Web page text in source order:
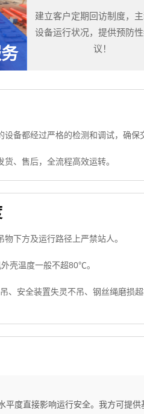
建立客户定期回访制度，
设备运行状况，提供预防
议！
备都经过严格的检测和调试，确保
、售后，全流程高效运转。
下方及运行路径上严禁站人。
壳温度一般不超80℃。
、安全装置失灵不吊、钢丝绳磨损
平度直接影响运行安全。我方可提供